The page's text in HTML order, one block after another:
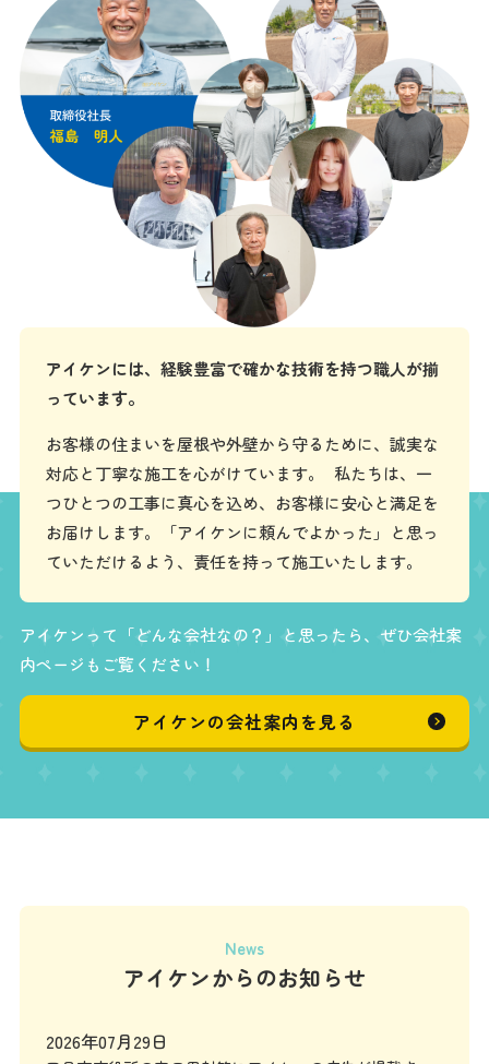
アイケンには、経験豊富で確かな技術を持つ職人が揃
っています。
お客様の住まいを屋根や外壁から守るために、誠実な
対応と丁寧な施工を心がけています。 私たちは、一
つひとつの工事に真心を込め、お客様に安心と満足を
お届けします。「アイケンに頼んでよかった」と思っ
ていただけるよう、責任を持って施工いたします。
アイケンって「どんな会社なの？」と思ったら、ぜひ会社案
内ページもご覧ください！
アイケンの会社案内を見る
News
アイケンからのお知らせ
2026年07月29日